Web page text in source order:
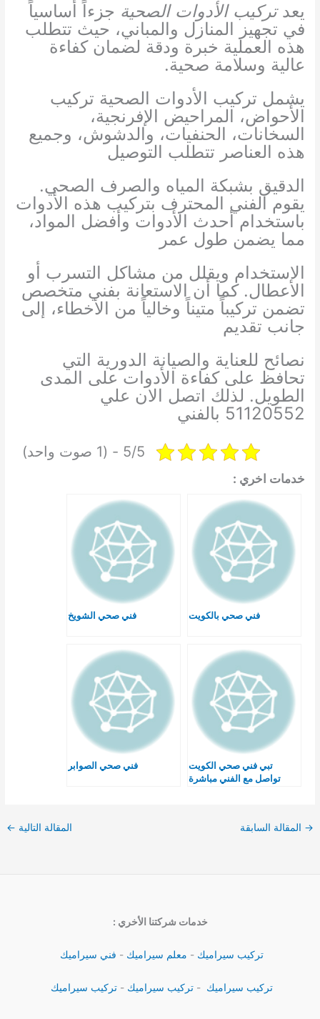
يعدتركيب الأدوات الصحية جزءاً أساسياً
في تجهيز المنازل والمباني، حيث تتطلب
هذه العملية خبرة ودقة لضمان كفاءة
عالية وسلامة صحية.
يشمل تركيب الأدوات الصحية تركيب
الأحواض، المراحيض الإفرنجية،
السخانات، الحنفيات، والدشوش، وجميع
هذه العناصر تتطلب التوصيل
الدقيق بشبكة المياه والصرف الصحي.
يقوم الفني المحترف بتركيب هذه الأدوات
باستخدام أحدث الأدوات وأفضل المواد،
مما يضمن طول عمر
الاستخدام ويقلل من مشاكل التسرب أو
الأعطال. كما أن الاستعانة بفني متخصص
تضمن تركيباً متيناً وخالياً من الأخطاء، إلى
جانب تقديم
نصائح للعناية والصيانة الدورية التي
تحافظ على كفاءة الأدوات على المدى
الطويل. لذلك اتصل الان علي
51120552 بالفني
5/5 - (1 صوت واحد)
خدمات اخري :
فني صحي بالكويت فني صحي الشويخ
تبي فني صحي الكويت
تواصل مع الفني مباشرة
فني صحي الصوابر
→ المقالة السابقة المقالة التالية ←
خدمات شركتنا الأخري :
تركيب سيراميك - معلم سيراميك - فني سيراميك
تركيب سيراميك - تركيب سيراميك -تركيب سيراميك